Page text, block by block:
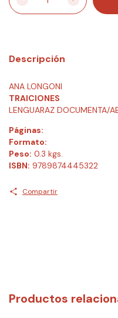
Descripción
ANA LONGONI
TRAICIONES
LENGUARAZ DOCUMENTA/
Páginas:
Formato:
Peso: 0.3 kgs.
ISBN: 9789874445322
Compartir
Productos